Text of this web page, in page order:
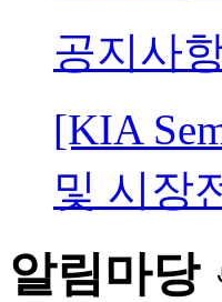
공지사
[KIA
및 시장
알림마당